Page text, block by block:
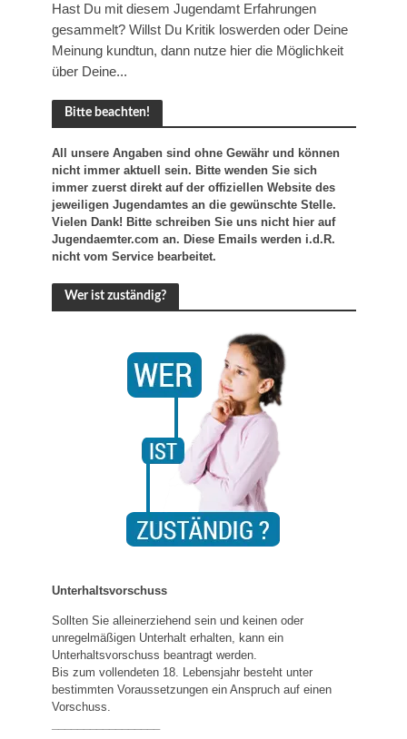
Hast Du mit diesem Jugendamt Erfahrungen
gesammelt? Willst Du Kritik loswerden oder Deine
Meinung kundtun, dann nutze hier die Möglichkeit
über Deine...
Bitte beachten!
All unsere Angaben sind ohne Gewähr und können
nicht immer aktuell sein. Bitte wenden Sie sich
immer zuerst direkt auf der offiziellen Website des
jeweiligen Jugendamtes an die gewünschte Stelle.
Vielen Dank! Bitte schreiben Sie uns nicht hier auf
Jugendaemter.com an. Diese Emails werden i.d.R.
nicht vom Service bearbeitet.
Wer ist zuständig?
Unterhaltsvorschuss
Sollten Sie alleinerziehend sein und keinen oder
unregelmäßigen Unterhalt erhalten, kann ein
Unterhaltsvorschuss beantragt werden.
Bis zum vollendeten 18. Lebensjahr besteht unter
bestimmten Voraussetzungen ein Anspruch auf einen
Vorschuss.